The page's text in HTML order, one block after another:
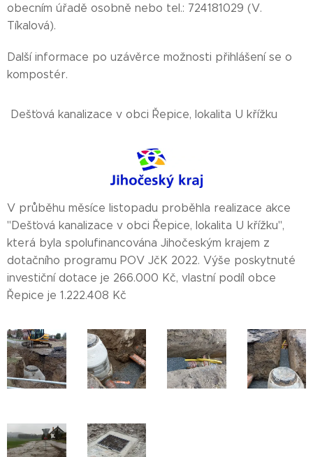
obecním úřadě osobně nebo tel.: 724181029 (V.
Tíkalová).
Další informace po uzávěrce možnosti přihlášení se o
kompostér.
Dešťová kanalizace v obci Řepice, lokalita U křížku
V průběhu měsíce listopadu proběhla realizace akce
"Dešťová kanalizace v obci Řepice, lokalita U křížku",
která byla spolufinancována Jihočeským krajem z
dotačního programu POV JčK 2022. Výše poskytnuté
investiční dotace je 266.000 Kč, vlastní podíl obce
Řepice je 1.222.408 Kč